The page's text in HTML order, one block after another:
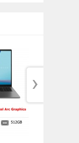
›